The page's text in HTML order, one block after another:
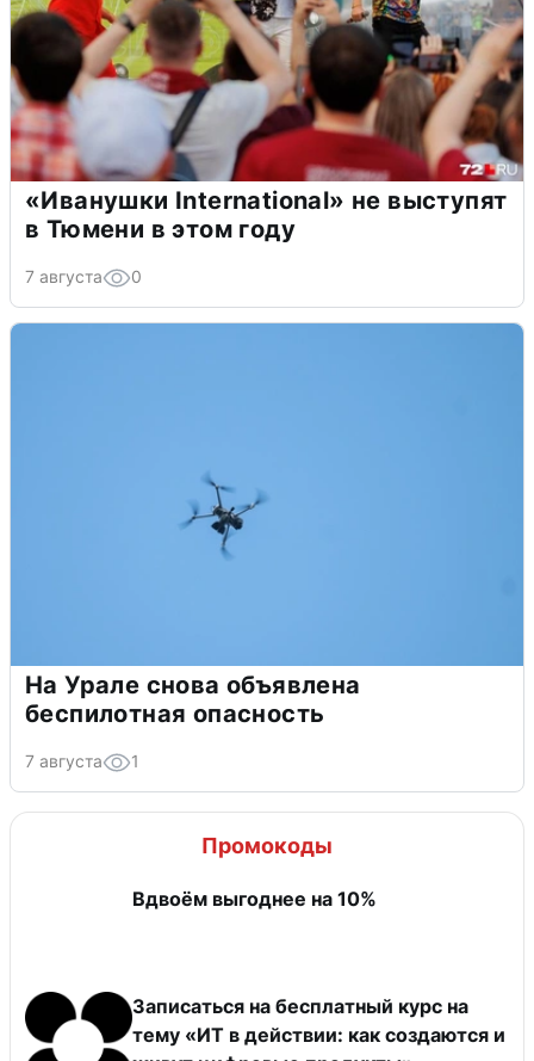
«Иванушки International» не выступят
в Тюмени в этом году
7 августа 0
На Урале снова объявлена
беспилотная опасность
7 августа 1
Промокоды
Вдвоём выгоднее на 10%
Записаться на бесплатный курс на
тему «ИТ в действии: как создаются и